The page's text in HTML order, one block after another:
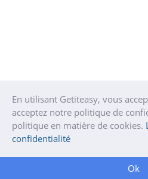
En utilisant Getiteasy, vous
acceptez notre politique de
politique en matière de cookies.
confidentialité
Ok